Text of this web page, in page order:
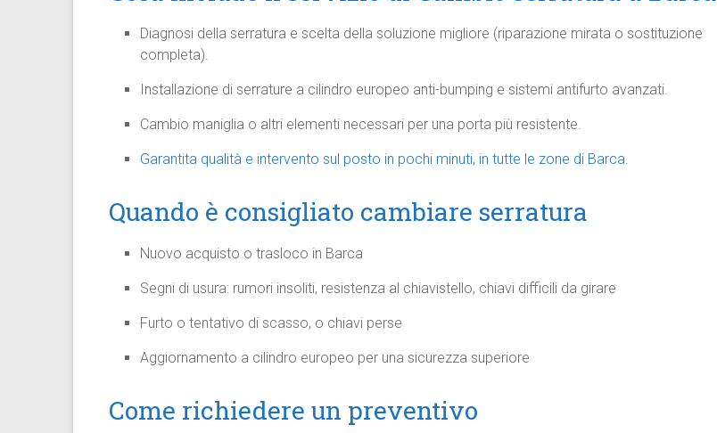
Diagnosi della serratura e scelta della soluzione migliore (riparazione mirata o sostituzione
completa).
Installazione di serrature a cilindro europeo anti-bumping e sistemi antifurto avanzati.
Cambio maniglia o altri elementi necessari per una porta più resistente.
Garantita qualità e intervento sul posto in pochi minuti, in tutte le zone di Barca.
Quando è consigliato cambiare serratura
Nuovo acquisto o trasloco in Barca
Segni di usura: rumori insoliti, resistenza al chiavistello, chiavi difficili da girare
Furto o tentativo di scasso, o chiavi perse
Aggiornamento a cilindro europeo per una sicurezza superiore
Come richiedere un preventivo